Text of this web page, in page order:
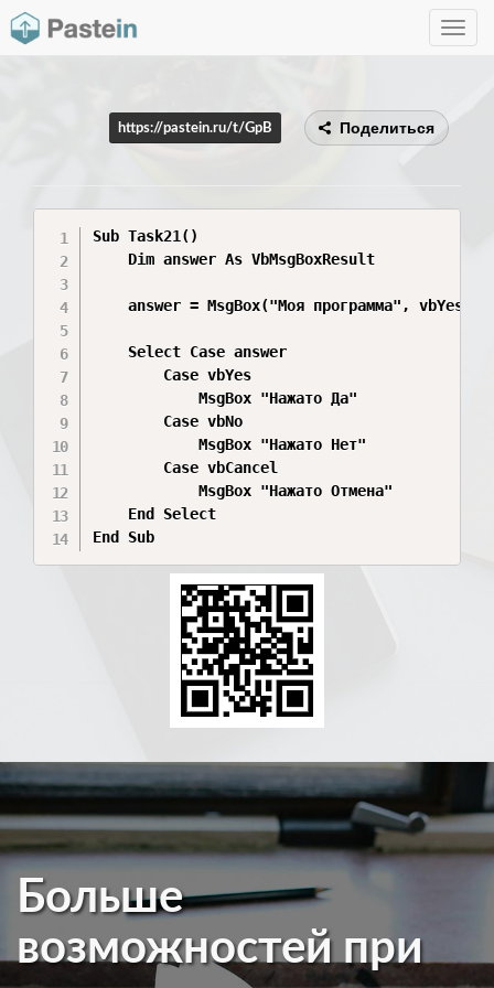
Toggle
https://pastein.ru/t/GpB Поделиться
Sub Task21()
    Dim answer As VbMsgBoxResult
answer = MsgBox("Моя программа",
    Select Case answer
        Case vbYes
            MsgBox "Нажато Да"
        Case vbNo
            MsgBox "Нажато Нет"
        Case vbCancel
            MsgBox "Нажато Отмена"
    End Select
Больше
возможностей при